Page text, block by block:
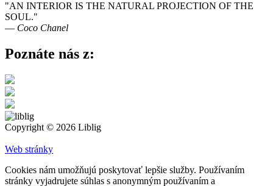
"AN INTERIOR IS THE NATURAL PROJECTION OF THE
SOUL."
― Coco Chanel
Poznáte nás z:
Copyright © 2026 Liblig
Web stránky
Cookies nám umožňujú poskytovať lepšie služby. Používaním
stránky vyjadrujete súhlas s anonymným používaním a